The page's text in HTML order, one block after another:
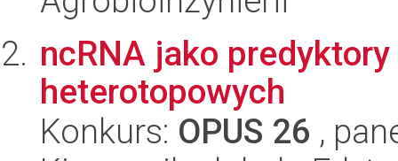
ncRNA jako
heterotopowych
Konkurs: OPUS 26 ,